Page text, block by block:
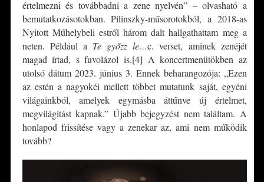
értelmezni és továbbadni a zene nyelvén” – olvasható a
bemutatkozásotokban. Pilinszky-műsorotokból, a 2018-as
Nyitott Műhelybeli estről három dalt hallgathattam meg a
neten. Például a Te győzz le…c. verset, aminek zenéjét
magad írtad, s fuvolázol is.[4] A koncertmenütökben az
utolsó dátum 2023. június 3. Ennek beharangozója: „Ezen
az estén a nagyokéi mellett többet mutatunk saját, egyéni
világainkból, amelyek egymásba áttűnve új értelmet,
megvilágítást kapnak.” Újabb bejegyzést nem találtam. A
honlapod frissítése vagy a zenekar az, ami nem működik
tovább?